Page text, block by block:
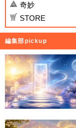
奇妙
STORE
編集部pickup